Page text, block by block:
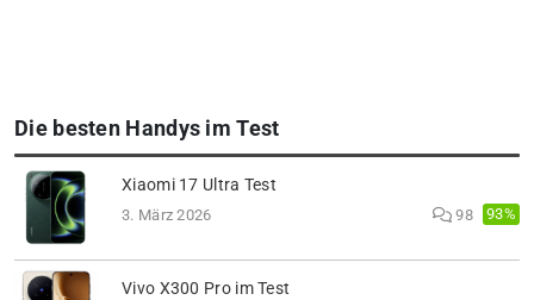
Die besten Handys im Test
Xiaomi 17 Ultra Test
3. März 2026 98 93%
Vivo X300 Pro im Test